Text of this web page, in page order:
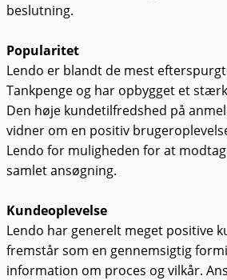
beslutning.
Popularitet
Lendo er blandt de mest
Tankpenge og har opbygget et
Den høje kundetilfredshed på
vidner om en positiv
Lendo for muligheden for at
samlet ansøgning.
Kundeoplevelse
Lendo har generelt meget positive
fremstår som en gennemsigtig
information om proces og vilkår.